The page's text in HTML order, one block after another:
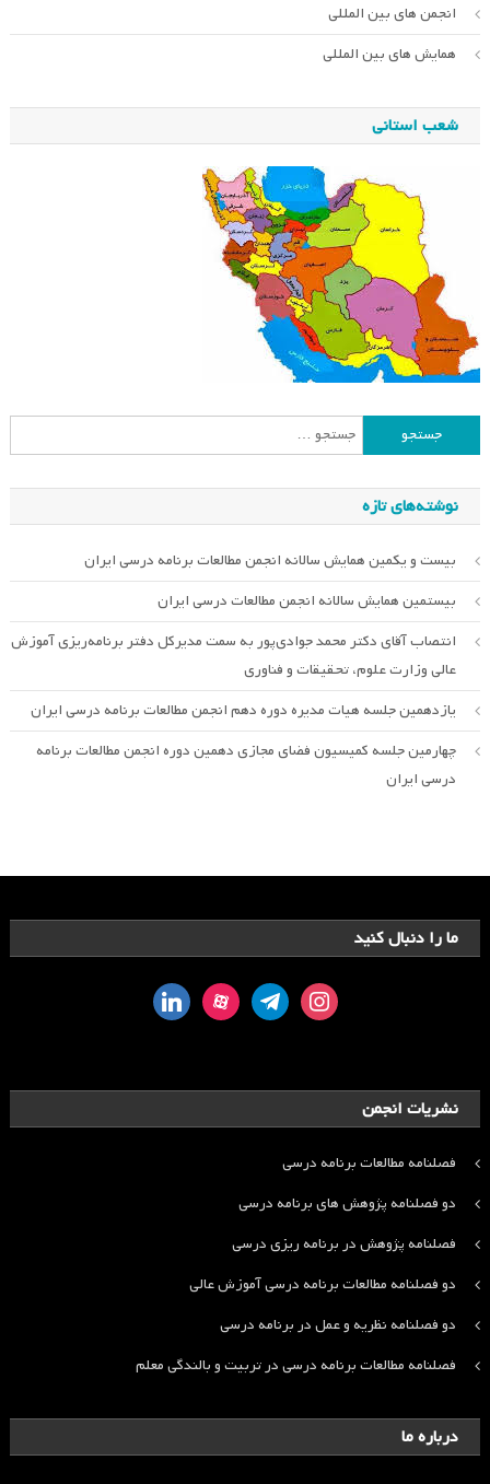
انجمن های بین المللی
همایش های بین المللی
شعب استانی
جستجو
برای:
نوشته‌های تازه
بیست و یکمین همایش سالانه انجمن مطالعات برنامه درسی ایران
بیستمین همایش سالانه انجمن مطالعات درسی ایران
انتصاب آقای دکتر محمد جوادی‌پور به سمت مدیرکل دفتر برنامه‌ریزی آموزش
عالی وزارت علوم، تحقیقات و فناوری
یازدهمین جلسه هیات مدیره دوره دهم انجمن مطالعات برنامه درسی ایران
چهارمین جلسه کمیسیون فضای مجازی دهمین دوره انجمن مطالعات برنامه
درسی ایران
ما را دنبال کنید
instagram
telegram
aparat
linkedin
نشریات انجمن
فصلنامه مطالعات برنامه درسی
دو فصلنامه پژوهش های برنامه درسی
فصلنامه پژوهش در برنامه ریزی درسی
دو فصلنامه مطالعات برنامه درسی آموزش عالی
دو فصلنامه نظریه و عمل در برنامه درسی
فصلنامه مطالعات برنامه درسی در تربیت و بالندگی معلم
درباره ما